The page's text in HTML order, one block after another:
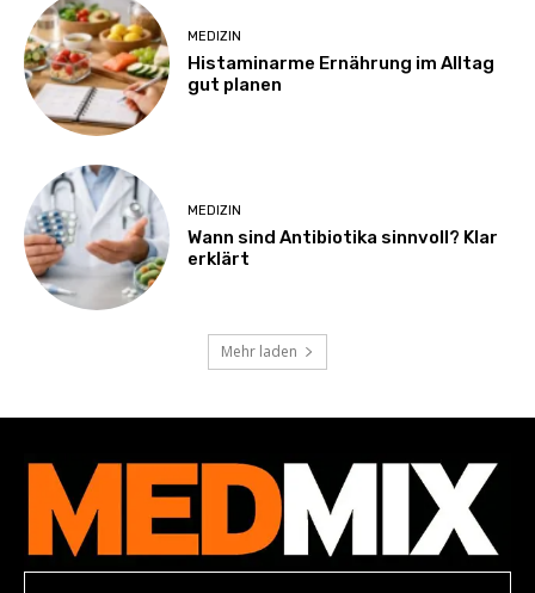
MEDIZIN
Histaminarme Ernährung im Alltag
gut planen
MEDIZIN
Wann sind Antibiotika sinnvoll? Klar
erklärt
Mehr laden